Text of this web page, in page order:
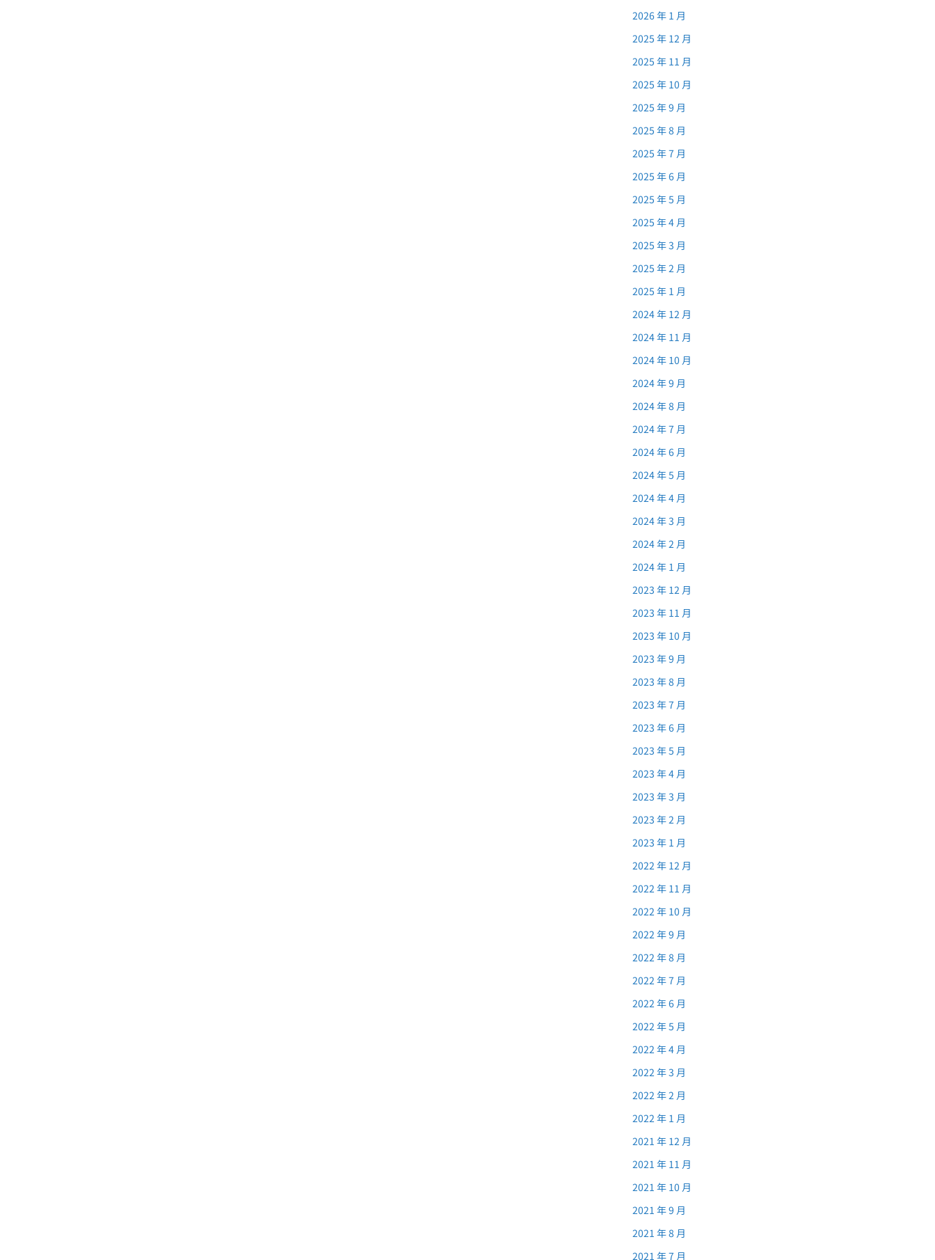
2026 年 1 月
2025 年 12 月
2025 年 11 月
2025 年 10 月
2025 年 9 月
2025 年 8 月
2025 年 7 月
2025 年 6 月
2025 年 5 月
2025 年 4 月
2025 年 3 月
2025 年 2 月
2025 年 1 月
2024 年 12 月
2024 年 11 月
2024 年 10 月
2024 年 9 月
2024 年 8 月
2024 年 7 月
2024 年 6 月
2024 年 5 月
2024 年 4 月
2024 年 3 月
2024 年 2 月
2024 年 1 月
2023 年 12 月
2023 年 11 月
2023 年 10 月
2023 年 9 月
2023 年 8 月
2023 年 7 月
2023 年 6 月
2023 年 5 月
2023 年 4 月
2023 年 3 月
2023 年 2 月
2023 年 1 月
2022 年 12 月
2022 年 11 月
2022 年 10 月
2022 年 9 月
2022 年 8 月
2022 年 7 月
2022 年 6 月
2022 年 5 月
2022 年 4 月
2022 年 3 月
2022 年 2 月
2022 年 1 月
2021 年 12 月
2021 年 11 月
2021 年 10 月
2021 年 9 月
2021 年 8 月
2021 年 7 月